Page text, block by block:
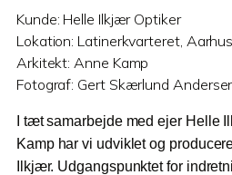
Kunde: Helle Ilkjær Optiker
Lokation: Latinerkvarteret, Aarhus
Arkitekt: Anne Kamp
Fotograf: Gert Skærlund
I tæt samarbejde med ejer Helle
Kamp har vi udviklet og
Ilkjær. Udgangspunktet for